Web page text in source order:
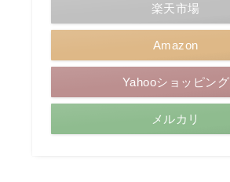
Amazon
楽天市場
Yahooショッピング
メルカリ